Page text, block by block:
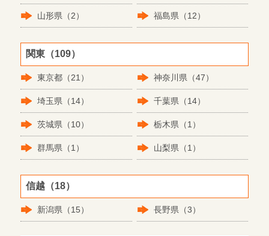
山形県（2） 福島県（12）
関東（109）
東京都（21） 神奈川県（47）
埼玉県（14） 千葉県（14）
茨城県（10） 栃木県（1）
群馬県（1） 山梨県（1）
信越（18）
新潟県（15） 長野県（3）